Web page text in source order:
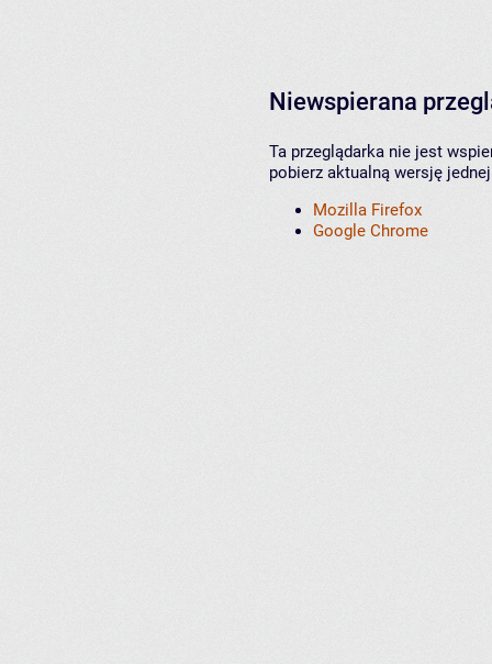
Niewspierana
Ta przeglądarka nie jest
pobierz aktualną wersję
Mozilla Firefox
Google Chrome